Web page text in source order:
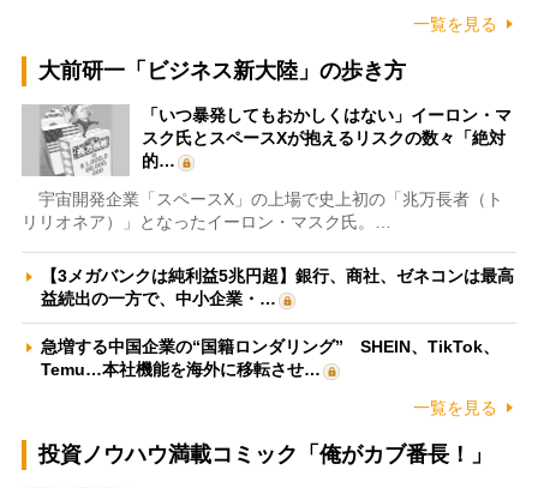
一覧を見る
大前研一「ビジネス新大陸」の歩き方
「いつ暴発してもおかしくはない」イーロン・マ
スク氏とスペースXが抱えるリスクの数々「絶対
的…
宇宙開発企業「スペースX」の上場で史上初の「兆万長者（ト
リリオネア）」となったイーロン・マスク氏。…
【3メガバンクは純利益5兆円超】銀行、商社、ゼネコンは最高
益続出の一方で、中小企業・…
急増する中国企業の“国籍ロンダリング” SHEIN、TikTok、
Temu…本社機能を海外に移転させ…
一覧を見る
投資ノウハウ満載コミック「俺がカブ番長！」